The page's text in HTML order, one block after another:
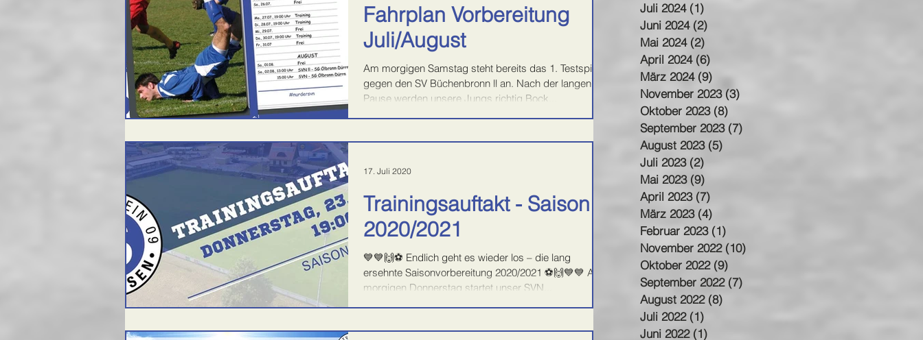
Fahrplan Vorbereitung
Juli/August
Am morgigen Samstag steht bereits das 1. Testspiel
gegen den SV Büchenbronn ll an. Nach der langen
Pause werden unsere Jungs richtig Bock...
Trainingsauftakt - Saison
2020/2021
💙💙🙌⚽️ Endlich geht es wieder los – die lang
ersehnte Saisonvorbereitung 2020/2021 ⚽️🙌💙💙 Am
morgigen Donnerstag startet unser SVN...
17. Juli 2020
Juli 2024 (1)
Juni 2024 (2)
Mai 2024 (2)
April 2024 (6)
März 2024 (9)
November 2023 (3)
Oktober 2023 (8)
September 2023 (7)
August 2023 (5)
Juli 2023 (2)
Mai 2023 (9)
April 2023 (7)
März 2023 (4)
Februar 2023 (1)
November 2022 (10)
Oktober 2022 (9)
September 2022 (7)
August 2022 (8)
Juli 2022 (1)
Juni 2022 (1)